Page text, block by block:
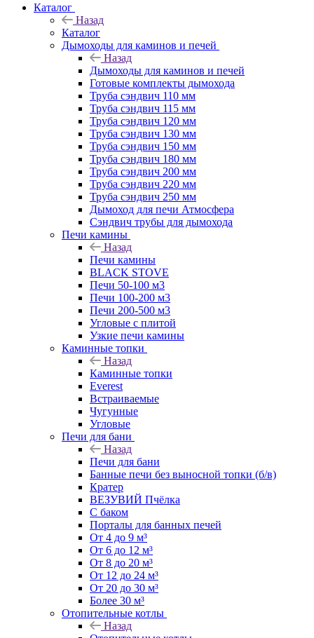
Каталог
Назад
Каталог
Дымоходы для каминов и печей
Назад
Дымоходы для каминов и печей
Готовые комплекты дымохода
Труба сэндвич 110 мм
Труба сэндвич 115 мм
Труба сэндвич 120 мм
Труба сэндвич 130 мм
Труба сэндвич 150 мм
Труба сэндвич 180 мм
Труба сэндвич 200 мм
Труба сэндвич 220 мм
Труба сэндвич 250 мм
Дымоход для печи Атмосфера
Сэндвич трубы для дымохода
Печи камины
Назад
Печи камины
BLACK STOVE
Печи 50-100 м3
Печи 100-200 м3
Печи 200-500 м3
Угловые с плитой
Узкие печи камины
Каминные топки
Назад
Каминные топки
Everest
Встраиваемые
Чугунные
Угловые
Печи для бани
Назад
Печи для бани
Банные печи без выносной топки (б/в)
Кратер
ВЕЗУВИЙ Пчёлка
С баком
Порталы для банных печей
От 4 до 9 м³
От 6 до 12 м³
От 8 до 20 м³
От 12 до 24 м³
От 20 до 30 м³
Более 30 м³
Отопительные котлы
Назад